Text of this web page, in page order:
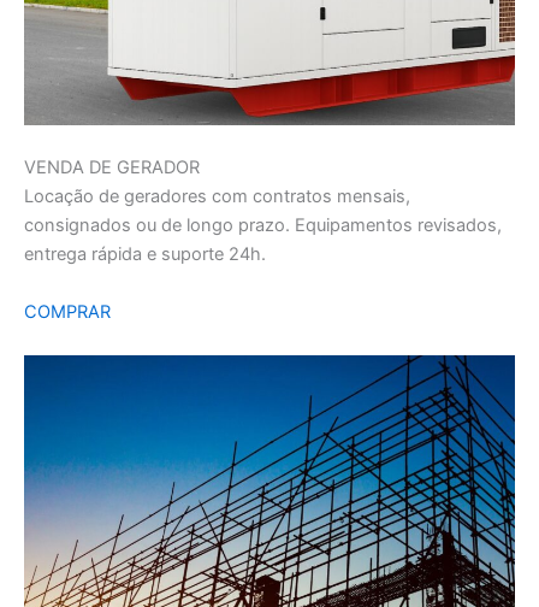
VENDA DE GERADOR
Locação de geradores com contratos mensais,
consignados ou de longo prazo. Equipamentos revisados,
entrega rápida e suporte 24h.
COMPRAR